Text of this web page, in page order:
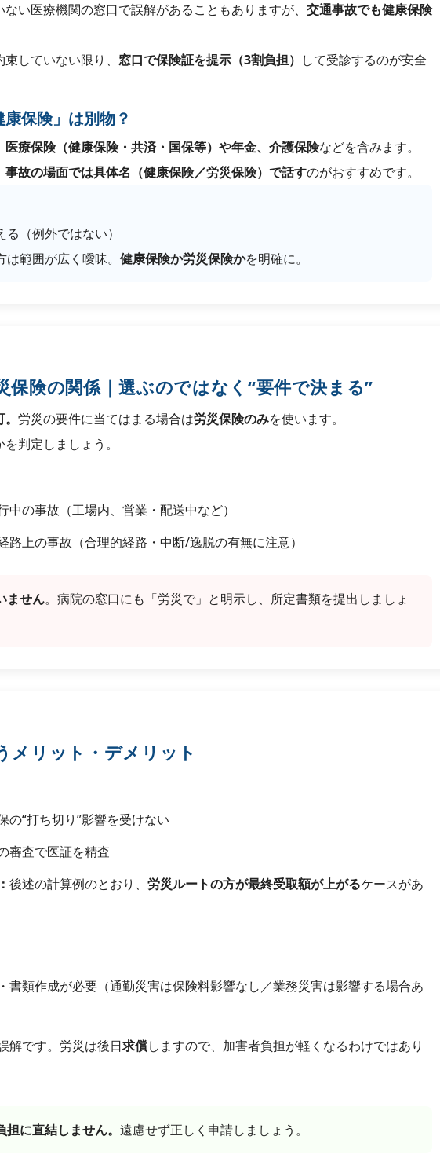
い医療機関の窓口で誤解があることもありますが、 交通事故でも健康保険
していない限り、 窓口で保険証を提示（3割負担） して受診するのが安全
保険」は別物？
医療保険（健康保険・共済・国保等）や年金、介護保険などを含みます。
事故の場面では具体名（健康保険／労災保険）で話すのがおすすめです。
（例外ではない）
範囲が広く曖昧。 健康保険か労災保険かを明確に。
保険の関係｜選ぶのではなく“要件で決まる”
労災の要件に当てはまる場合は労災保険のみを使います。
を判定しましょう。
中の事故（工場内、営業・配送中など）
路上の事故（合理的経路・中断/逸脱の有無に注意）
ません。病院の窓口にも「労災で」と明示し、所定書類を提出しましょ
メリット・デメリット
の“打ち切り”影響を受けない
審査で医証を精査
後述の計算例のとおり、 労災ルートの方が最終受取額が上がるケースがあ
書類作成が必要（通勤災害は保険料影響なし／業務災害は影響する場合あ
解です。労災は後日求償しますので、加害者負担が軽くなるわけではあり
に直結しません。 遠慮せず正しく申請しましょう。